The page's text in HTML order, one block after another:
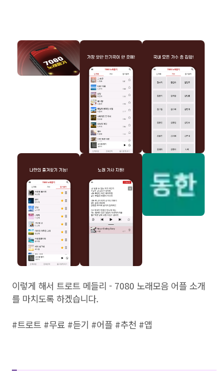
이렇게 해서 트로트 메들리 - 7080 노래모음 어플 소개
를 마치도록 하겠습니다.
#트로트 #무료 #듣기 #어플 #추천 #앱